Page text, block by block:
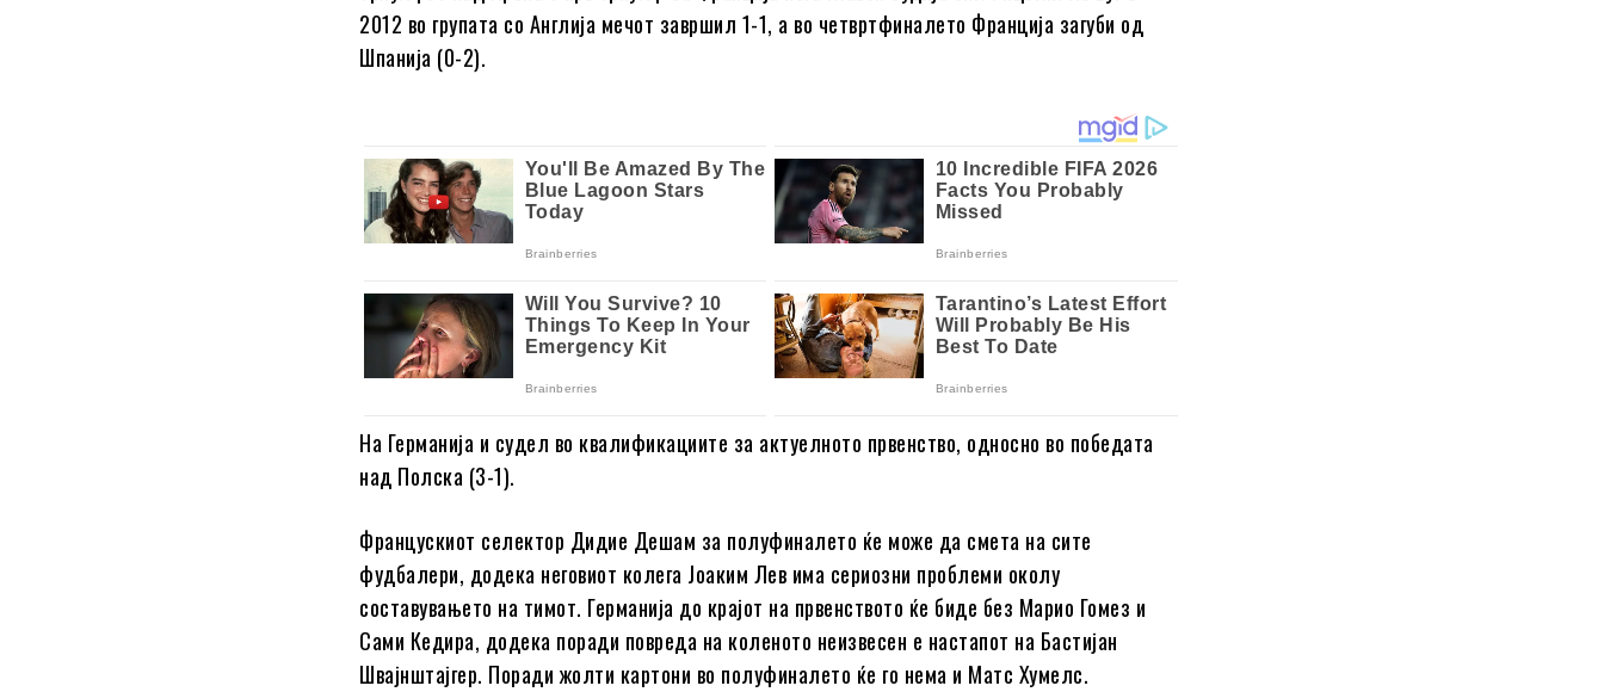
2012 во групата со Англија мечот завршил 1-1, а во четвртфиналето Франција загуби од
Шпанија (0-2).
На Германија и судел во квалификациите за актуелното првенство, односно во победата
над Полска (3-1).
Францускиот селектор Дидие Дешам за полуфиналето ќе може да смета на сите
фудбалери, додека неговиот колега Јоаким Лев има сериозни проблеми околу
составувањето на тимот. Германија до крајот на првенството ќе биде без Марио Гомез и
Сами Кедира, додека поради повреда на коленото неизвесен е настапот на Бастијан
Швајнштајгер. Поради жолти картони во полуфиналето ќе го нема и Матс Хумелс.